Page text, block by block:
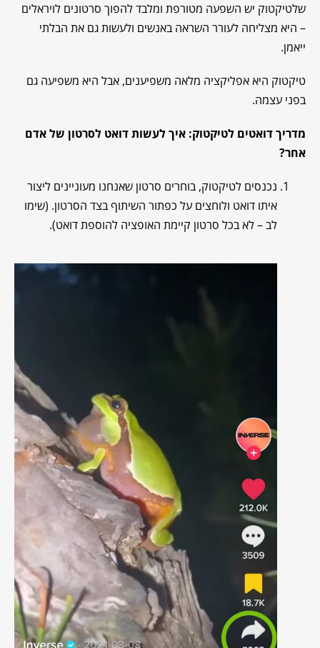
שלטיקטוק יש השפעה מטורפת ומלבד להפוך סרטונים לויראלים
– היא מצליחה לעורר השראה באנשים ולעשות גם את הבלתי
ייאמן.
טיקטוק היא אפליקציה מלאה משפיענים, אבל היא משפיעה גם
בפני עצמה.
מדריך דואטים לטיקטוק: איך לעשות דואט לסרטון של אדם
אחר?
נכנסים לטיקטוק, בוחרים סרטון שאנחנו מעוניינים ליצור
איתו דואט ולוחצים על כפתור השיתוף בצד הסרטון. (שימו
לב – לא בכל סרטון קיימת האופציה להוספת דואט).